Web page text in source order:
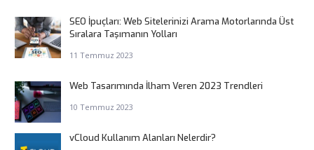
SEO İpuçları: Web Sitelerinizi Arama Motorlarında Üst
Sıralara Taşımanın Yolları
11 Temmuz 2023
Web Tasarımında İlham Veren 2023 Trendleri
10 Temmuz 2023
vCloud Kullanım Alanları Nelerdir?